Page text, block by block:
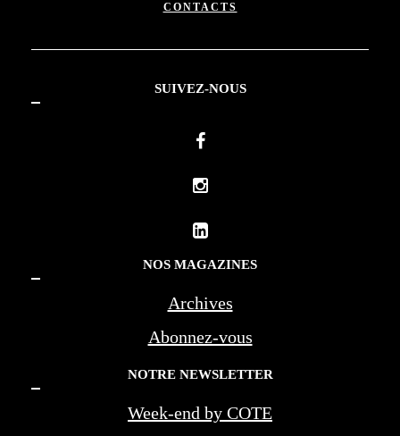
CONTACTS
SUIVEZ-NOUS
NOS MAGAZINES
Archives
Abonnez-vous
NOTRE NEWSLETTER
Week-end by COTE